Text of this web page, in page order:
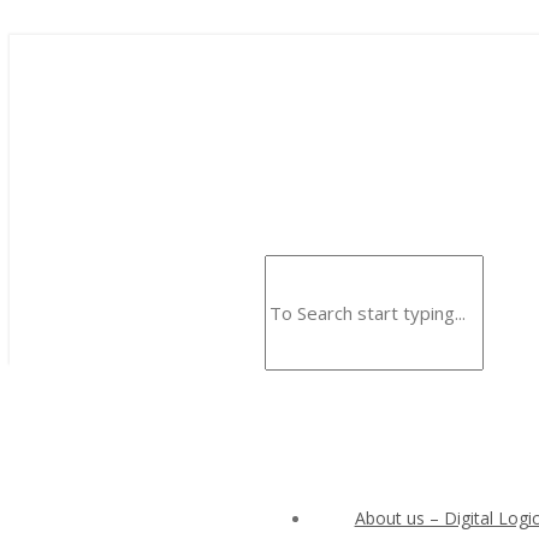
About us – Digital